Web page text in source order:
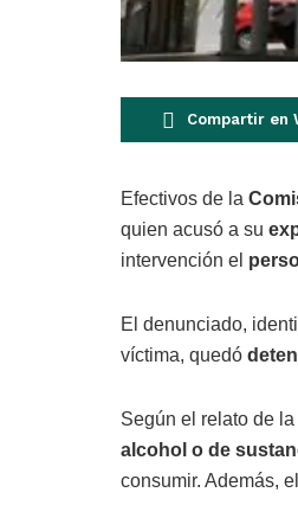
Compartir en
Efectivos de la
quien acusó a su
intervención el
El denunciado,
víctima, quedó
Según el relato de
alcohol o de
consumir. Además,